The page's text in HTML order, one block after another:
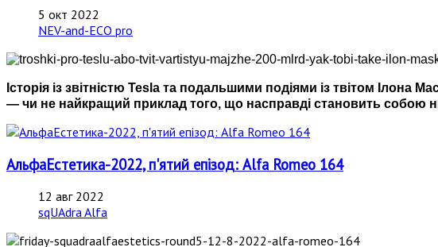
5 окт 2022
NEV-and-ECO pro
Історія із звітністю Tesla та подальшими подіями із твітом Ілона
— чи не найкращий приклад того, що насправді становить собою
АльфаЕстетика-2022, п'ятий епізод: Alfa Romeo 164
12 авг 2022
sqUAdra Alfa